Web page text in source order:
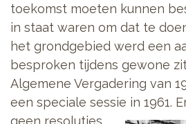
toekomst moeten kunnen
in staat waren om dat te
het grondgebied werd een
besproken tijdens gewone
Algemene Vergadering van
een speciale sessie in 1961.
geen resoluties